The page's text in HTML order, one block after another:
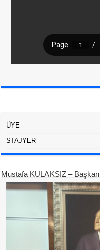
ÜYE
STAJYER
Mustafa KULAKSIZ – Başkan